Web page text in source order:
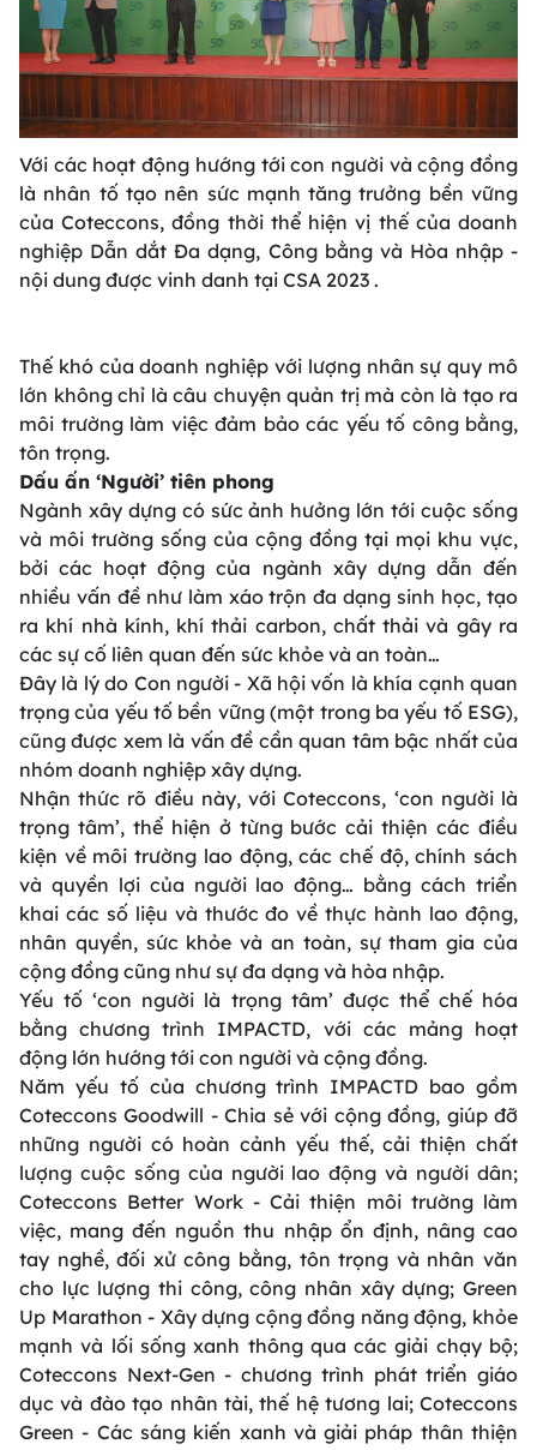
Với các hoạt động hướng tới con người và cộng đồng
là nhân tố tạo nên sức mạnh tăng trưởng bền vững
của Coteccons, đồng thời thể hiện vị thế của doanh
nghiệp Dẫn dắt Đa dạng, Công bằng và Hòa nhập -
nội dung được vinh danh tại CSA 2023 .
Thế khó của doanh nghiệp với lượng nhân sự quy mô
lớn không chỉ là câu chuyện quản trị mà còn là tạo ra
môi trường làm việc đảm bảo các yếu tố công bằng,
tôn trọng.
Dấu ấn ‘Người’ tiên phong
Ngành xây dựng có sức ảnh hưởng lớn tới cuộc sống
và môi trường sống của cộng đồng tại mọi khu vực,
bởi các hoạt động của ngành xây dựng dẫn đến
nhiều vấn đề như làm xáo trộn đa dạng sinh học, tạo
ra khí nhà kính, khí thải carbon, chất thải và gây ra
các sự cố liên quan đến sức khỏe và an toàn…
Đây là lý do Con người - Xã hội vốn là khía cạnh quan
trọng của yếu tố bền vững (một trong ba yếu tố ESG),
cũng được xem là vấn đề cần quan tâm bậc nhất của
nhóm doanh nghiệp xây dựng.
Nhận thức rõ điều này, với Coteccons, ‘con người là
trọng tâm’, thể hiện ở từng bước cải thiện các điều
kiện về môi trường lao động, các chế độ, chính sách
và quyền lợi của người lao động… bằng cách triển
khai các số liệu và thước đo về thực hành lao động,
nhân quyền, sức khỏe và an toàn, sự tham gia của
cộng đồng cũng như sự đa dạng và hòa nhập.
Yếu tố ‘con người là trọng tâm’ được thể chế hóa
bằng chương trình IMPACTD, với các mảng hoạt
động lớn hướng tới con người và cộng đồng.
Năm yếu tố của chương trình IMPACTD bao gồm
Coteccons Goodwill - Chia sẻ với cộng đồng, giúp đỡ
những người có hoàn cảnh yếu thế, cải thiện chất
lượng cuộc sống của người lao động và người dân;
Coteccons Better Work - Cải thiện môi trường làm
việc, mang đến nguồn thu nhập ổn định, nâng cao
tay nghề, đối xử công bằng, tôn trọng và nhân văn
cho lực lượng thi công, công nhân xây dựng; Green
Up Marathon - Xây dựng cộng đồng năng động, khỏe
mạnh và lối sống xanh thông qua các giải chạy bộ;
Coteccons Next-Gen - chương trình phát triển giáo
dục và đào tạo nhân tài, thế hệ tương lai; Coteccons
Green - Các sáng kiến xanh và giải pháp thân thiện